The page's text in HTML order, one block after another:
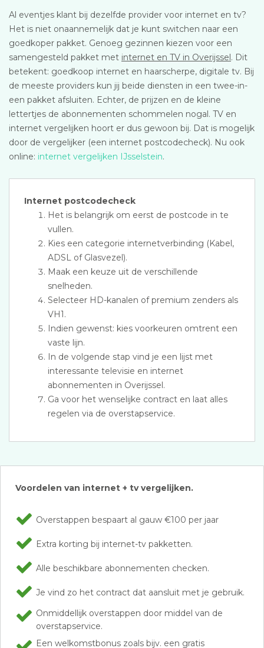
Al eventjes klant bij dezelfde provider voor internet en tv?
Het is niet onaannemelijk dat je kunt switchen naar een
goedkoper pakket. Genoeg gezinnen kiezen voor een
samengesteld pakket met internet en TV in Overijssel. Dit
betekent: goedkoop internet en haarscherpe, digitale tv. Bij
de meeste providers kun jij beide diensten in een twee-in-
een pakket afsluiten. Echter, de prijzen en de kleine
lettertjes de abonnementen schommelen nogal. TV en
internet vergelijken hoort er dus gewoon bij. Dat is mogelijk
door de vergelijker (een internet postcodecheck). Nu ook
online: internet vergelijken IJsselstein.
Internet postcodecheck
Het is belangrijk om eerst de postcode in te
vullen.
Kies een categorie internetverbinding (Kabel,
ADSL of Glasvezel).
Maak een keuze uit de verschillende
snelheden.
Selecteer HD-kanalen of premium zenders als
VH1.
Indien gewenst: kies voorkeuren omtrent een
vaste lijn.
In de volgende stap vind je een lijst met
interessante televisie en internet
abonnementen in Overijssel.
Ga voor het wenselijke contract en laat alles
regelen via de overstapservice.
Voordelen van internet + tv vergelijken.
Overstappen bespaart al gauw €100 per jaar
Extra korting bij internet-tv pakketten.
Alle beschikbare abonnementen checken.
Je vind zo het contract dat aansluit met je gebruik.
Onmiddellijk overstappen door middel van de
overstapservice.
Een welkomstbonus zoals bijv. een gratis